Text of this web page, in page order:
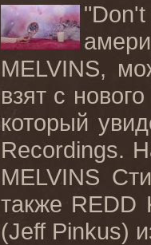
"Don't
MELVINS,
взят с
который
Recordings.
MELVINS
также
(Jeff Pinkus)